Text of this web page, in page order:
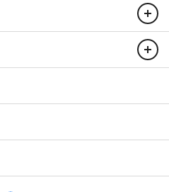
らず走り続けていきたいし、
らえるように死ぬ気で頑張り
願いします。
くれて、いま野音で1つの空
本当に幸せに思います。
が生まれ変わって5人で走
られるライブにしたい！」と